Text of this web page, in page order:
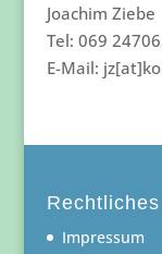
Joachim Ziebe
Tel: 069
E-Mail:
Rechtliches
Impressum